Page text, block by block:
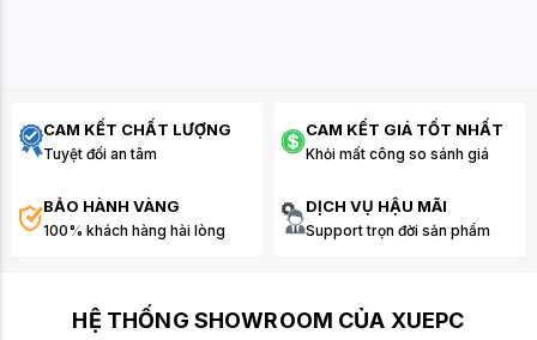
CAM KẾT CHẤT LƯỢNG
Tuyệt đối an tâm
CAM KẾT GIÁ TỐT NHẤT
Khỏi mất công so sánh giá
BẢO HÀNH VÀNG
100% khách hàng hài lòng
DỊCH VỤ HẬU MÃI
Support trọn đời sản phẩm
HỆ THỐNG SHOWROOM CỦA XUEPC